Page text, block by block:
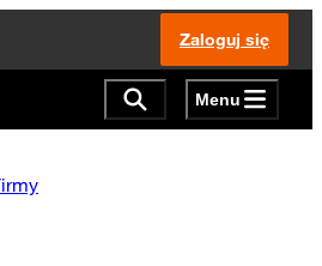
Zaloguj się
Menu